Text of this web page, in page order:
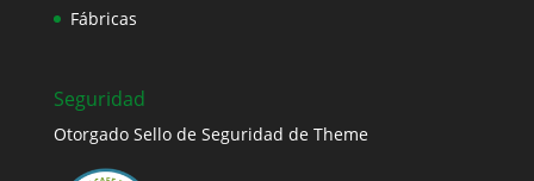
Fábricas
Seguridad
Otorgado Sello de Seguridad de Theme